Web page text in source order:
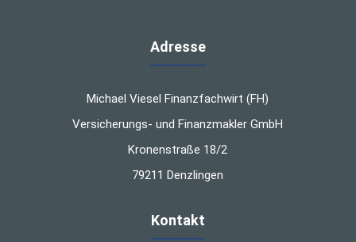
Adresse
Michael Viesel Finanzfachwirt (FH)
Versicherungs- und Finanzmakler GmbH
Kronenstraße 18/2
79211 Denzlingen
Kontakt